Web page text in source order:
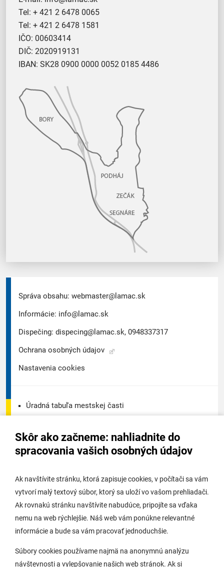
Skôr ako začneme: nahliadnite do
spracovania vašich osobných údajov
Ak navštívite stránku, ktorá zapisuje cookies, v počítači sa vám
vytvorí malý textový súbor, ktorý sa uloží vo vašom prehliadači.
Ak rovnakú stránku navštívite nabudúce, pripojíte sa vďaka
nemu na web rýchlejšie. Náš web vám ponúkne relevantné
informácie a bude sa vám pracovať jednoduchšie.
Súbory cookies používame najmä na anonymnú analýzu
návštevnosti a vylepšovanie našich web stránok. Ak si
Tel: + 421 2 6478 0065
Tel: + 421 2 6478 1581
IČO: 00603414
DIČ: 2020919131
IBAN: SK28 0900 0000 0052 0185 4486
Správa obsahu: webmaster@lamac.sk
Informácie: info@lamac.sk
Dispečing: dispecing@lamac.sk, 0948337317
Ochrana osobných údajov
Nastavenia cookies
Úradná tabuľa mestskej časti
Úradná tabuľa stavebného úradu
Potrebujem vybaviť
Samospráva
O Lamači